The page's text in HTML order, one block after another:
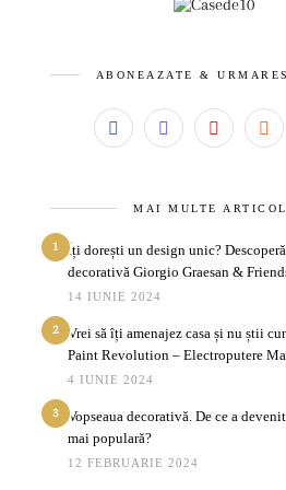
ABONEAZATE &
MAI MULTE
1
Îți dorești un design unic?
decorativă Giorgio Graesan &
14 IUNIE 2024
2
Vrei să îți amenajez casa și nu știi
Paint Revolution – Electroputere
4 IUNIE 2024
3
Vopseaua decorativă. De ce a
mai populară?
12 FEBRUARIE 2024